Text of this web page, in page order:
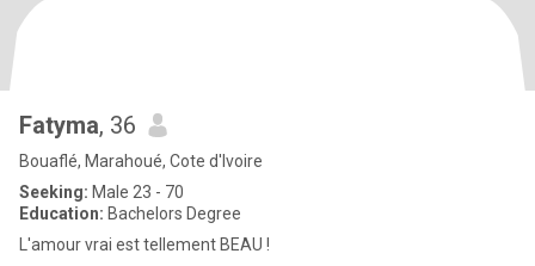
Fatyma, 36
Bouaflé, Marahoué, Cote d'Ivoire
Seeking: Male 23 - 70
Education: Bachelors Degree
L'amour vrai est tellement BEAU !